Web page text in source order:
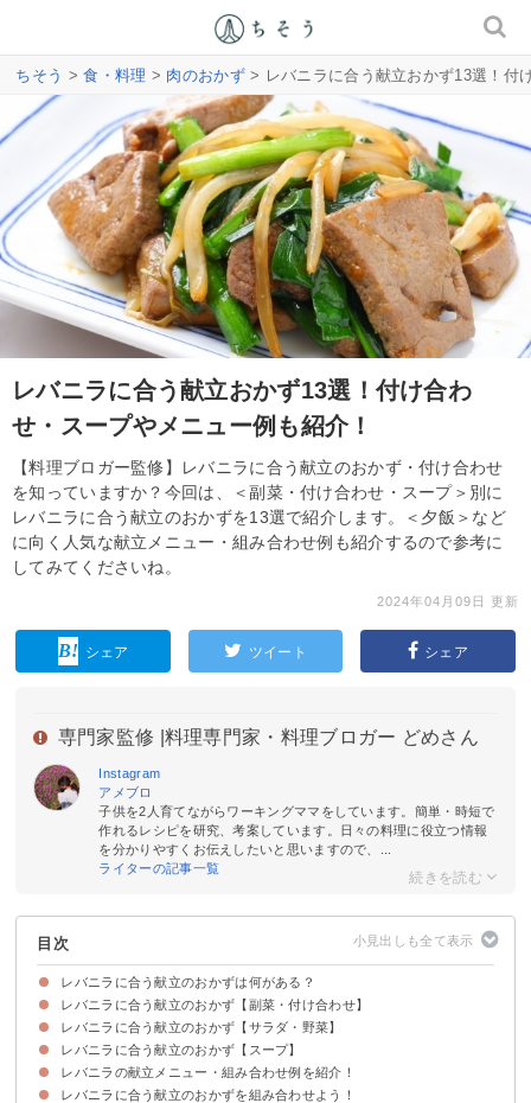
ちそう >食・料理 > 肉のおかず> レバニラに合う献立おかず13選！付
レバニラに合う献立おかず13選！付け合わ
せ・スープやメニュー例も紹介！
【料理ブロガー監修】レバニラに合う献立のおかず・付け合わせ
を知っていますか？今回は、＜副菜・付け合わせ・スープ＞別に
レバニラに合う献立のおかずを13選で紹介します。＜夕飯＞など
に向く人気な献立メニュー・組み合わせ例も紹介するので参考に
してみてくださいね。
2024年04月09日 更新
シェア ツイート シェア
専門家監修 | 料理専門家・料理ブロガー どめさん
Instagram
アメブロ
子供を2人育てながらワーキングママをしています。簡単・時短で
作れるレシピを研究、考案しています。日々の料理に役立つ情報
を分かりやすくお伝えしたいと思いますので、...
ライターの記事一覧
目次
レバニラに合う献立のおかずは何がある？
レバニラに合う献立のおかず【副菜・付け合わせ】
①きゅうりの浅漬け
②野菜のナムル
③きゅうりのオイキムチ
④中華くらげときゅうりの和え物
⑤エリンギのオイスター煮
レバニラに合う献立のおかず【サラダ・野菜】
①アボカドとトマトの柑橘サラダ
②ブロッコリーとゆで卵のサラダ
③レタスのサラダ
④八宝菜
⑤ 野菜の春巻き
レバニラに合う献立のおかず【スープ】
①玉ねぎとカニカマの卵スープ
②野菜と豆腐のピリ辛スープ
③ワンタンスープ
レバニラの献立メニュー・組み合わせ例を紹介！
献立メニュー①
献立メニュー②
献立メニュー③
献立メニュー④
献立メニュー⑤
レバニラに合う献立のおかずを組み合わせよう！